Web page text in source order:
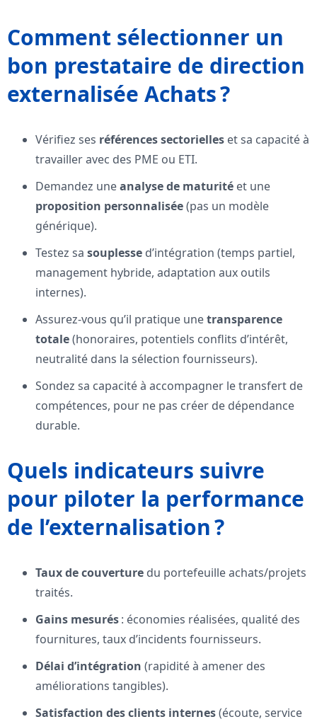
Comment sélectionner un
bon prestataire de direction
externalisée Achats ?
Vérifiez ses références sectorielles et sa capacité à
travailler avec des PME ou ETI.
Demandez uneanalyse de maturité et une
proposition personnalisée(pas un modèle
générique).
Testez sa souplesse d’intégration (temps partiel,
management hybride, adaptation aux outils
internes).
Assurez-vous qu’il pratique unetransparence
totale(honoraires, potentiels conflits d’intérêt,
neutralité dans la sélection fournisseurs).
Sondez sa capacité à accompagner le transfert de
compétences, pour ne pas créer de dépendance
durable.
Quels indicateurs suivre
pour piloter la performance
de l’externalisation ?
Taux de couverture du portefeuille achats/projets
traités.
Gains mesurés: économies réalisées, qualité des
fournitures, taux d’incidents fournisseurs.
Délai d’intégration (rapidité à amener des
améliorations tangibles).
Satisfaction des clients internes(écoute, service